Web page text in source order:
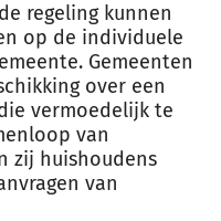
regeling kunnen
op de individuele
Gemeenten
over een
vermoedelijk te
van
zij huishoudens
van